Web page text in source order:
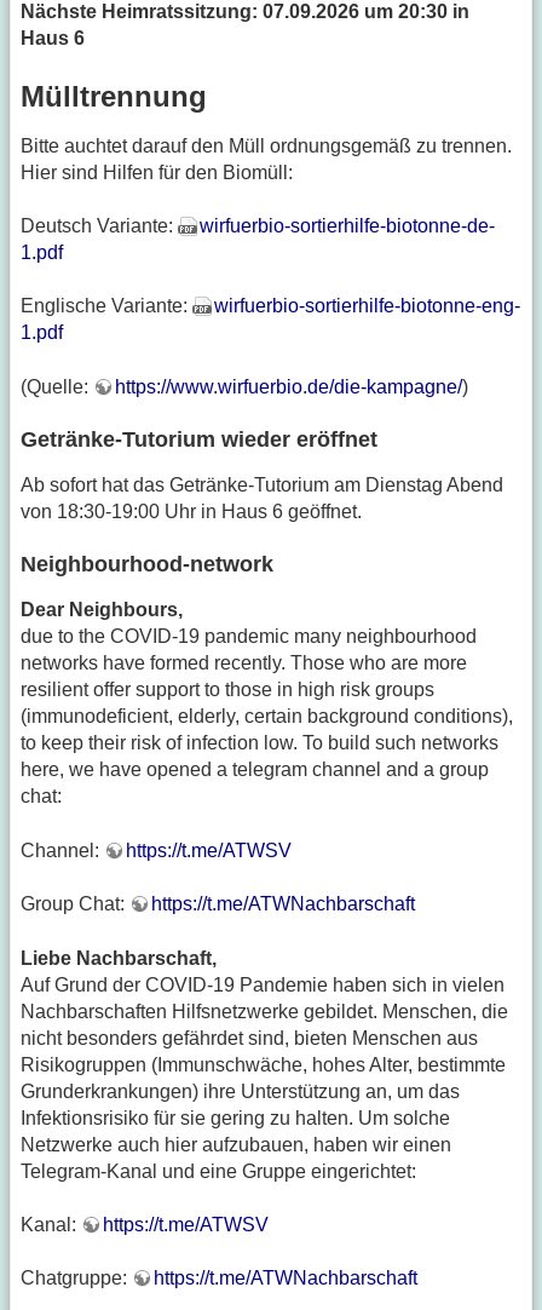
Nächste Heimratssitzung: 07.09.2026 um 20:30 in
Haus 6
Mülltrennung
Bitte auchtet darauf den Müll ordnungsgemäß zu trennen.
Hier sind Hilfen für den Biomüll:
Deutsch Variante:
wirfuerbio-sortierhilfe-biotonne-de-
1.pdf
Englische Variante:
wirfuerbio-sortierhilfe-biotonne-eng-
1.pdf
(Quelle: https://www.wirfuerbio.de/die-kampagne/)
Getränke-Tutorium wieder eröffnet
Ab sofort hat das Getränke-Tutorium am Dienstag Abend
von 18:30-19:00 Uhr in Haus 6 geöffnet.
Neighbourhood-network
Dear Neighbours,
due to the COVID-19 pandemic many neighbourhood
networks have formed recently. Those who are more
resilient offer support to those in high risk groups
(immunodeficient, elderly, certain background conditions),
to keep their risk of infection low. To build such networks
here, we have opened a telegram channel and a group
chat:
Channel: https://t.me/ATWSV
Group Chat: https://t.me/ATWNachbarschaft
Liebe Nachbarschaft,
Auf Grund der COVID-19 Pandemie haben sich in vielen
Nachbarschaften Hilfsnetzwerke gebildet. Menschen, die
nicht besonders gefährdet sind, bieten Menschen aus
Risikogruppen (Immunschwäche, hohes Alter, bestimmte
Grunderkrankungen) ihre Unterstützung an, um das
Infektionsrisiko für sie gering zu halten. Um solche
Netzwerke auch hier aufzubauen, haben wir einen
Telegram-Kanal und eine Gruppe eingerichtet:
Kanal: https://t.me/ATWSV
Chatgruppe: https://t.me/ATWNachbarschaft